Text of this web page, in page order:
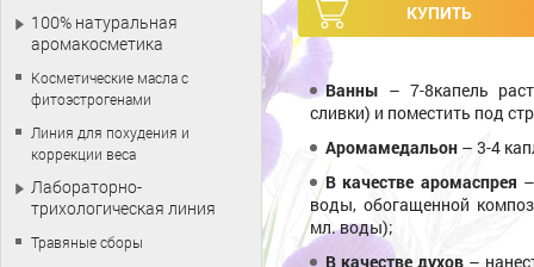
Ванны – 7-8капель
сливки) и поместить под
Аромамедальон – 3-4
В качестве аромаспрея
воды, обогащенной
мл. воды);
В качестве духов –
100% натуральная
аромакосметика
Косметические масла с
фитоэстрогенами
Линия для похудения и
коррекции веса
Лабораторно-
трихологическая линия
Травяные сборы